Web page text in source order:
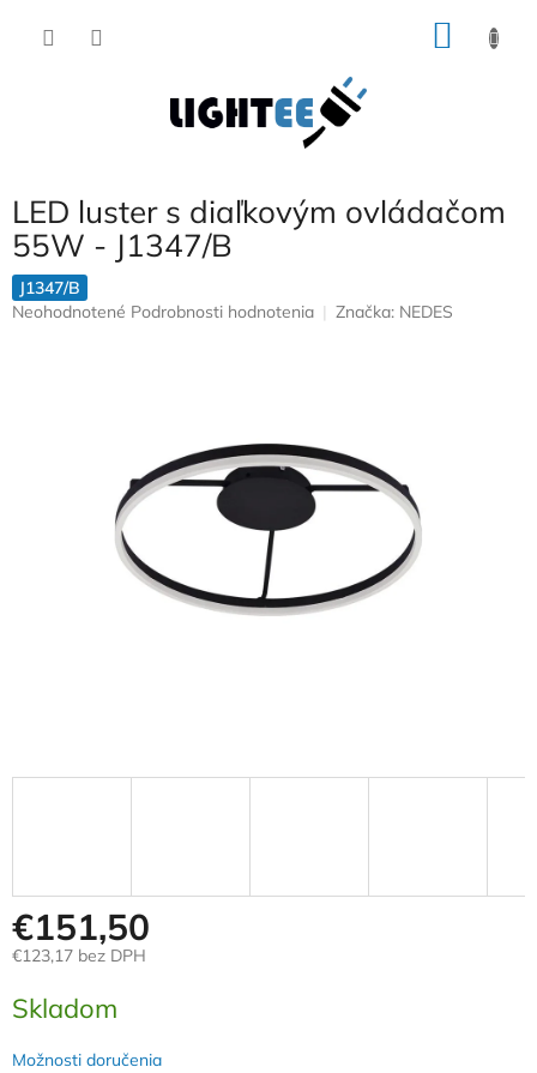
LED luster s diaľkovým ovládačom
55W - J1347/B
J1347/B
Priemerné
Neohodnotené Podrobnosti hodnotenia Značka: NEDES
€151,50
€123,17 bez DPH
cena:
Skladom
Možnosti doručenia